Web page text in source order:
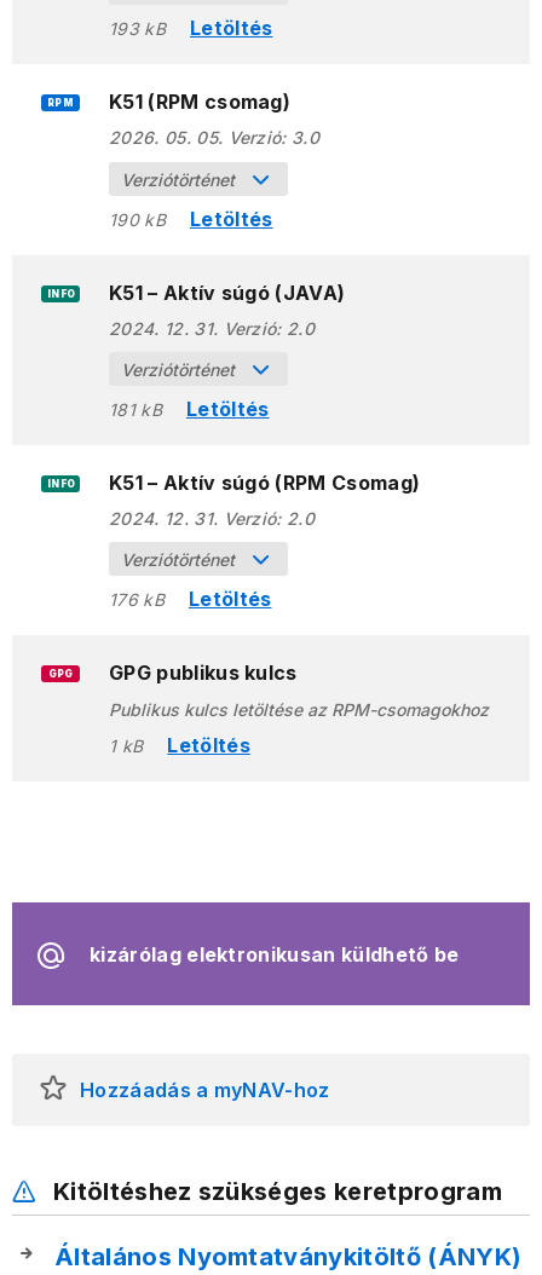
193 kB
Letöltés
RPM K51 (RPM csomag)
2026. 05. 05. Verzió: 3.0
Verziótörténet
190 kB
Letöltés
INFO K51 – Aktív súgó (JAVA)
2024. 12. 31. Verzió: 2.0
Verziótörténet
181 kB
Letöltés
INFO K51 – Aktív súgó (RPM Csomag)
2024. 12. 31. Verzió: 2.0
Verziótörténet
176 kB
Letöltés
GPG GPG publikus kulcs
Publikus kulcs letöltése az RPM-csomagokhoz
1 kB
Letöltés
kizárólag elektronikusan küldhető be
Hozzáadás a myNAV-hoz
Kitöltéshez szükséges keretprogram
Általános Nyomtatványkitöltő (ÁNYK)